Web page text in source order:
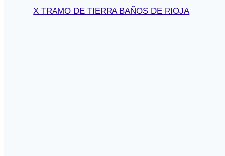
X TRAMO DE TIERRA BAÑOS DE RIOJA